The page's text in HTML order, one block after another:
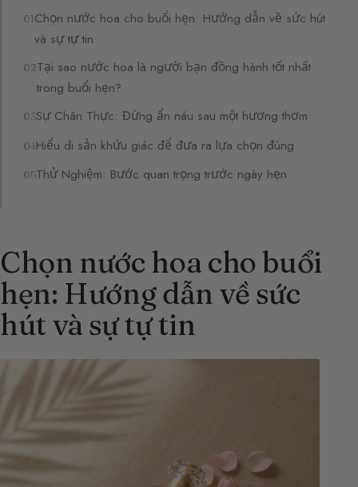
Chọn nước hoa cho buổi hẹn: Hướng dẫn về sức hút
và sự tự tin
Tại sao nước hoa là người bạn đồng hành tốt nhất
trong buổi hẹn?
Sự Chân Thực: Đừng ẩn náu sau một hương thơm
Hiểu di sản khứu giác để đưa ra lựa chọn đúng
Thử Nghiệm: Bước quan trọng trước ngày hẹn
Chọn nước hoa cho buổi
hẹn: Hướng dẫn về sức
hút và sự tự tin